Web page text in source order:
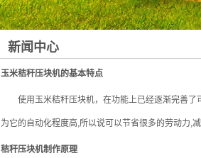
新闻中心
玉米秸秆压块机的基本特点
使用玉米秸秆压块机，在功能上已经逐渐完善了
为它的自动化程度高,所以说可以节省很多的劳动
秸秆压块机制作原理